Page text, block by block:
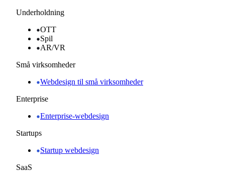
Underholdning
OTT
Spil
AR/VR
Små virksomheder
Webdesign til små virksomheder
Enterprise
Enterprise-webdesign
Startups
Startup webdesign
SaaS